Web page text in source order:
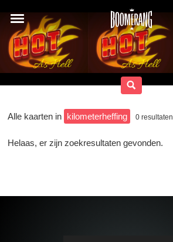
Alle kaarten in kilometerheffing 0 resultaten
Helaas, er zijn zoekresultaten gevonden.